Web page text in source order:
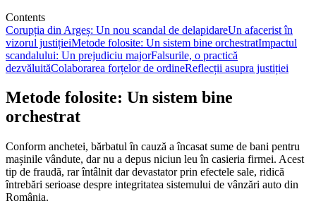
Contents
Corupția din Argeș: Un nou scandal de delapidareUn afacerist în
vizorul justițieiMetode folosite: Un sistem bine orchestratImpactul
scandalului: Un prejudiciu majorFalsurile, o practică
dezvăluităColaborarea forțelor de ordineReflecții asupra justiției
Metode folosite: Un sistem bine
orchestrat
Conform anchetei, bărbatul în cauză a încasat sume de bani pentru
mașinile vândute, dar nu a depus niciun leu în casieria firmei. Acest
tip de fraudă, rar întâlnit dar devastator prin efectele sale, ridică
întrebări serioase despre integritatea sistemului de vânzări auto din
România.